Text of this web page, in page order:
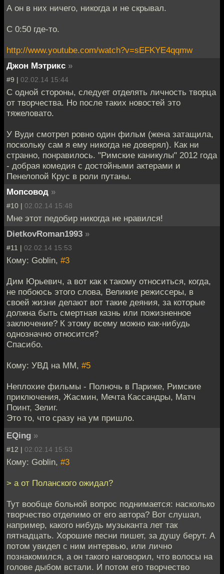
А он в них ничего, никогда и не скрывал.
С 0:50 где-то.
http://www.youtube.com/watch?v=sEFKYE4qqmw
Джон Мэтрикс »
#9 | 02.02.14 15:44
С одной стороны, следует отделять личность творца
от творчества. Но после таких новостей это
тяжеловато.
У Вуди смотрел ровно один фильм (жена затащила,
поскольку сам я ему никогда не доверял). Как ни
странно, понравилось. "Римские каникулы" 2012 года
- добрая комедия с достойными актерами и
Пенелопой Крус в роли путаны.
Мопсовод »
#10 | 02.02.14 15:48
Мне этот педобир никогда не нравился!
DietkovRoman1993 »
#11 | 02.02.14 15:53
Кому: Goblin, #3
Дим Юрьевич, а вот как к такому относиться, когда,
не побоюсь этого слова, Великие режиссеры, в
своей жизни делают вот такие деяния, за которые
должна быть смертная казнь или пожизненное
заключение? К этому всему можно как-нибудь
однозначно относится?
Спасибо.
Кому: УВД на ММ, #5
Неплохие фильмы - Полночь в Париже, Римские
приключения, Жасмин, Мечта Кассандры, Матч
Поинт, Зелиг.
Это то, что сразу на ум пришло.
EQing »
#12 | 02.02.14 15:53
Кому: Goblin, #3
> а от Поланского ожидал?
Тут вообще больной вопрос поднимается: насколько
творчество отделимо от его автора? Вот слушал,
например, какого нибудь музыканта лет так
пятнадцать. Хорошие песни пишет, за душу берут. А
потом увидел с ним интервью, или лично
познакомился, а он такого наговорил, что волосы на
голове дыбом встали. И потом его творчество